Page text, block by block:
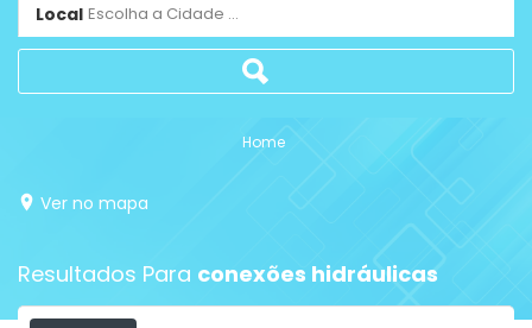
Local Escolha a Cidade ...
Home
Ver no mapa
Resultados Para conexões hidráulicas